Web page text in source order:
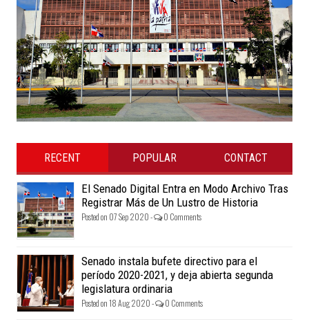
RECENT POPULAR CONTACT
El Senado Digital Entra en Modo Archivo Tras
Registrar Más de Un Lustro de Historia
Posted on 07 Sep 2020 - 0 Comments
Senado instala bufete directivo para el
período 2020-2021, y deja abierta segunda
legislatura ordinaria
Posted on 18 Aug 2020 - 0 Comments